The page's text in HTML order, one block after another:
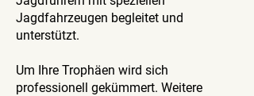
Jagdfahrzeugen begleitet und
unterstützt.
Um Ihre Trophäen wird sich
professionell gekümmert. Weitere